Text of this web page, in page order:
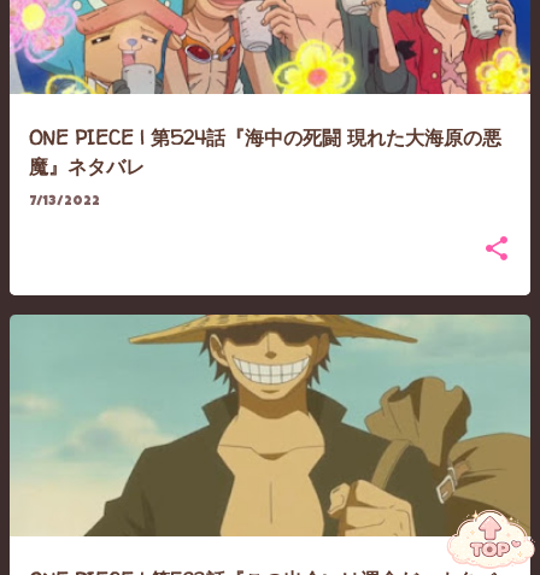
ONE PIECE | 第524話『海中の死闘 現れた大海原の悪
魔』ネタバレ
7/13/2022